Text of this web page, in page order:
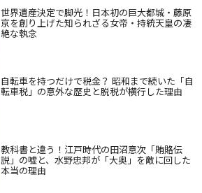
世界遺産決定で脚光！日本初の巨大都城・藤原
京を創り上げた知られざる女帝・持統天皇の凄
絶な執念
自転車を持つだけで税金？ 昭和まで続いた「自
転車税」の意外な歴史と脱税が横行した理由
教科書と違う！江戸時代の田沼意次「賄賂伝
説」の嘘と、水野忠邦が「大奥」を敵に回した
本当の理由